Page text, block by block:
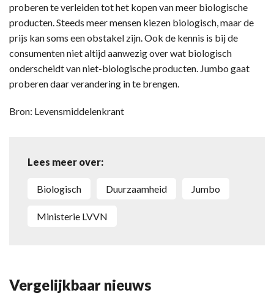
proberen te verleiden tot het kopen van meer biologische
producten. Steeds meer mensen kiezen biologisch, maar de
prijs kan soms een obstakel zijn. Ook de kennis is bij de
consumenten niet altijd aanwezig over wat biologisch
onderscheidt van niet-biologische producten. Jumbo gaat
proberen daar verandering in te brengen.
Bron: Levensmiddelenkrant
Lees meer over:
biologisch duurzaamheid Jumbo
ministerie LVVN
Vergelijkbaar nieuws